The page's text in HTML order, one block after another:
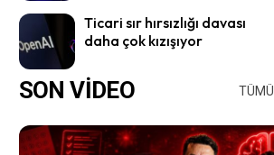
Ticari sır hırsızlığı davası
daha çok kızışıyor
SON VİDEO TÜMÜ